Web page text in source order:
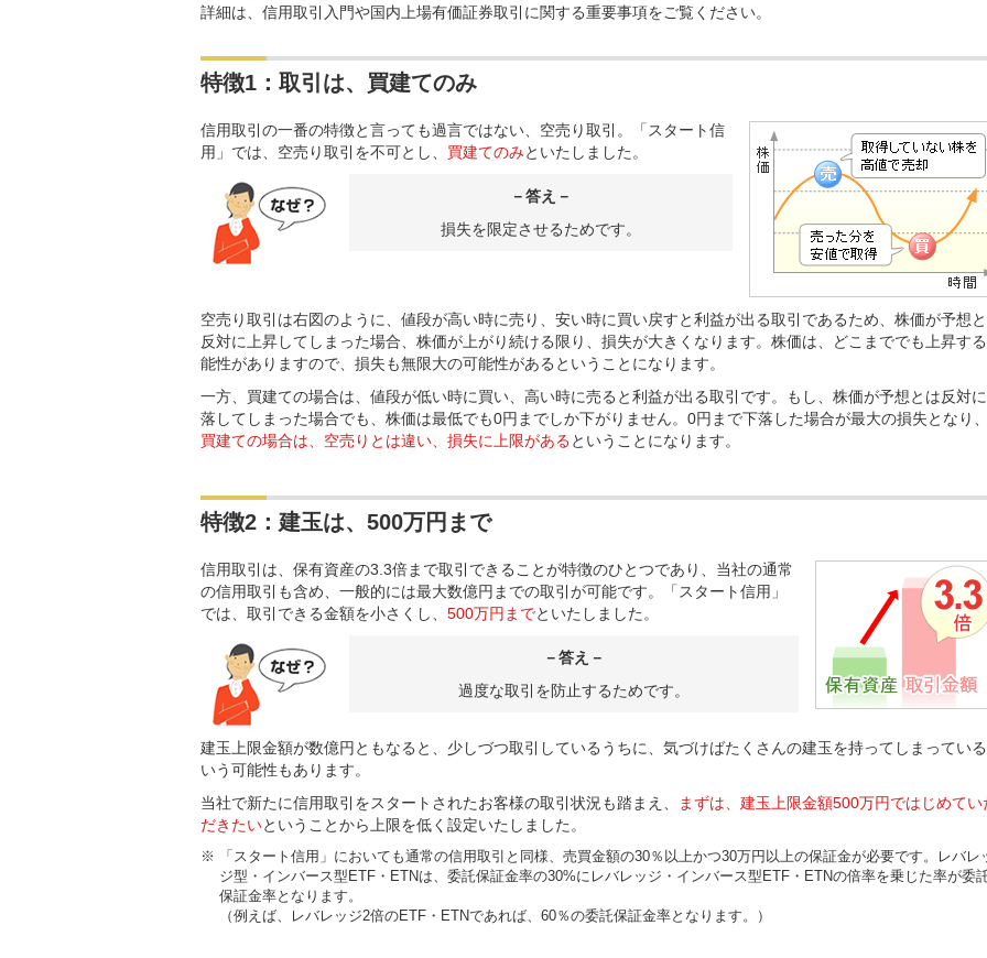
詳細は、信用取引入門や国内上場有価証券取引に関する重要事項をご覧ください。
特徴1：取引は、買建てのみ
信用取引の一番の特徴と言っても過言ではない、空売り取引。「スタート信
用」では、空売り取引を不可とし、 買建てのみといたしました。
－答え－
損失を限定させるためです。
空売り取引は右図のように、値段が高い時に売り、安い時に買い戻すと利益が出る取引であるため、株価が予想
反対に上昇してしまった場合、株価が上がり続ける限り、損失が大きくなります。株価は、どこまででも上昇す
能性がありますので、損失も無限大の可能性があるということになります。
一方、買建ての場合は、値段が低い時に買い、高い時に売ると利益が出る取引です。もし、株価が予想とは反対
落してしまった場合でも、株価は最低でも0円までしか下がりません。0円まで下落した場合が最大の損失となり、
買建ての場合は、空売りとは違い、損失に上限があるということになります。
特徴2：建玉は、500万円まで
信用取引は、保有資産の3.3倍まで取引できることが特徴のひとつであり、当社の通常
の信用取引も含め、一般的には最大数億円までの取引が可能です。「スタート信用」
では、取引できる金額を小さくし、 500万円までといたしました。
－答え－
過度な取引を防止するためです。
建玉上限金額が数億円ともなると、少しづつ取引しているうちに、気づけばたくさんの建玉を持ってしまっている
いう可能性もあります。
当社で新たに信用取引をスタートされたお客様の取引状況も踏まえ、
まずは、建玉上限金額500万円ではじめてい
だきたいということから上限を低く設定いたしました。
※
「スタート信用」においても通常の信用取引と同様、売買金額の30％以上かつ30万円以上の保証金が必要です。レバレ
ジ型・インバース型ETF・ETNは、委託保証金率の30%にレバレッジ・インバース型ETF・ETNの倍率を乗じた率が委
保証金率となります。
（例えば、レバレッジ2倍のETF・ETNであれば、60％の委託保証金率となります。）